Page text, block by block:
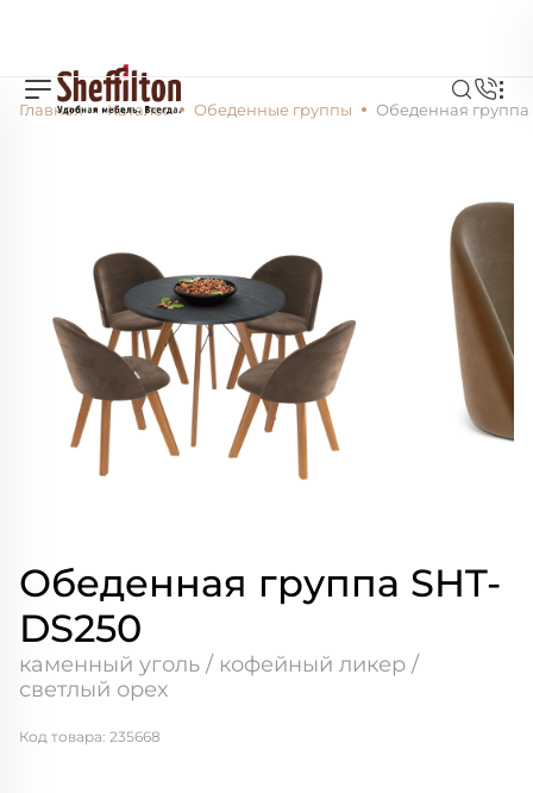
Главная Каталог Обеденные группы Обеденная группа
Обеденная группа SHT-
DS250
каменный уголь / кофейный ликер /
светлый орех
Код товара: 235668